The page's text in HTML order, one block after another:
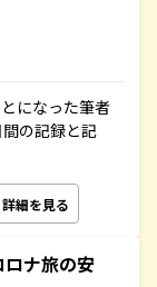
になった筆者
の記録と記
詳細を見る
ナ旅の安